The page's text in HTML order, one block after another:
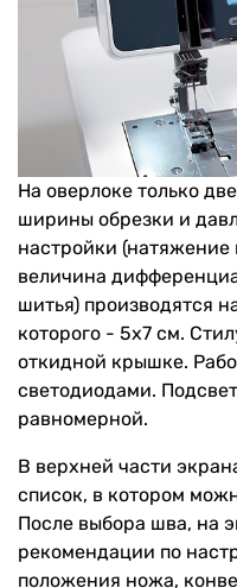
На оверлоке только
ширины обрезки и
настройки
величина
шитья) производятся
которого - 5х7 см.
откидной крышке.
светодиодами.
равномерной.
В верхней части
список, в котором
После выбора шва, на
рекомендации по
положения ножа,